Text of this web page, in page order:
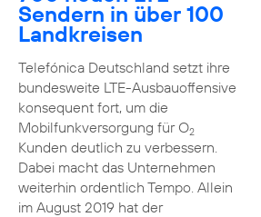
Sendern in über 100
Landkreisen
Telefónica Deutschland setzt ihre
bundesweite LTE-Ausbauoffensive
konsequent fort, um die
Mobilfunkversorgung für O2
Kunden deutlich zu verbessern.
Dabei macht das Unternehmen
weiterhin ordentlich Tempo. Allein
im August 2019 hat der